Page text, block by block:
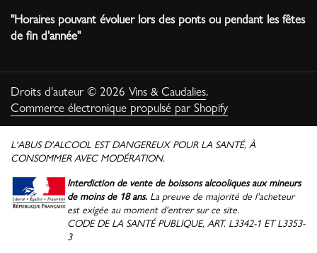
"Horaires pouvant évoluer lors des ponts ou pendant les fêtes
de fin d'année"
Droits d'auteur © 2026 Vins & Caudalies.
Commerce électronique propulsé par Shopify
L'ABUS D'ALCOOL EST DANGEREUX POUR LA SANTÉ, À
CONSOMMER AVEC MODÉRATION.
Interdiction de vente de boissons alcooliques aux mineurs
de moins de 18 ans. La preuve de majorité de l'acheteur
est exigée au moment d'entrer sur ce site.
CODE DE LA SANTÉ PUBLIQUE, ART. L3342-1 ET L3353-
3